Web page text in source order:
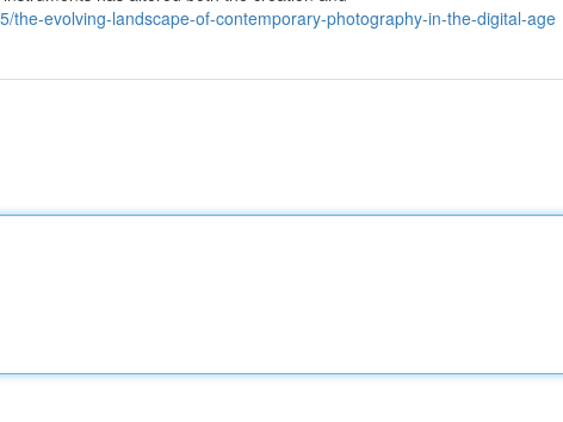
the-evolving-landscape-of-contemporary-photography-in-the-digital-age